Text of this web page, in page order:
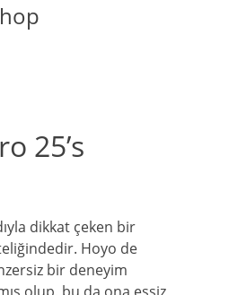
25’s
dikkat çeken bir
Hoyo de
bir deneyim